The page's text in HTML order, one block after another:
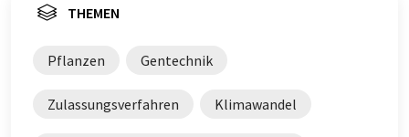
THEMEN
Pflanzen Gentechnik
Zulassungsverfahren Klimawandel